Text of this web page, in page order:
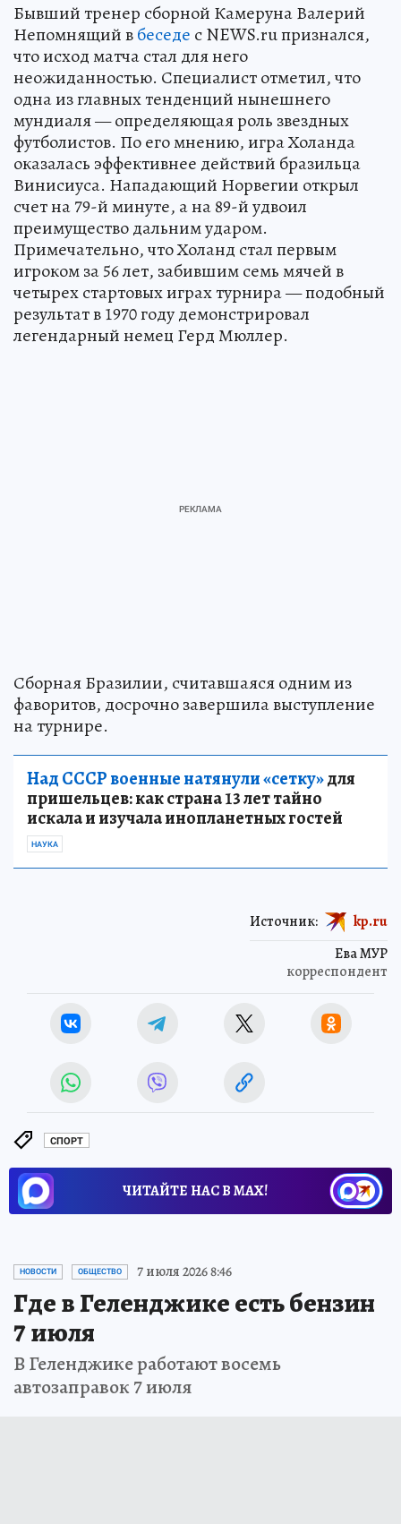
Бывший тренер сборной Камеруна Валерий
Непомнящий вбеседе с NEWS.ru признался,
что исход матча стал для него
неожиданностью. Специалист отметил, что
одна из главных тенденций нынешнего
мундиаля — определяющая роль звездных
футболистов. По его мнению, игра Холанда
оказалась эффективнее действий бразильца
Винисиуса. Нападающий Норвегии открыл
счет на 79-й минуте, а на 89-й удвоил
преимущество дальним ударом.
Примечательно, что Холанд стал первым
игроком за 56 лет, забившим семь мячей в
четырех стартовых играх турнира — подобный
результат в 1970 году демонстрировал
легендарный немец Герд Мюллер.
Сборная Бразилии, считавшаяся одним из
фаворитов, досрочно завершила выступление
на турнире.
Над СССР военные натянули «сетку»для
пришельцев: как страна 13 лет тайно
искала и изучала инопланетных гостей
НАУКА
Ева МУР
корреспондент
Источник: kp.ru
СПОРТ
ЧИТАЙТЕ НАС В МАХ!
НОВОСТИ ОБЩЕСТВО 7 июля 2026 8:46
Где в Геленджике есть бензин
7 июля
В Геленджике работают восемь
автозаправок 7 июля